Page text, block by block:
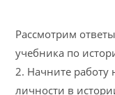
Рассмотрим
учебника по
2. Начните работу
личности в